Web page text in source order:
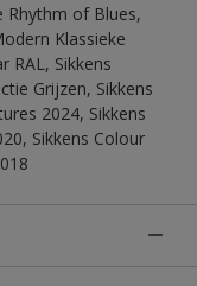
Rhythm of Blues,
Klassieke
RAL, Sikkens
Grijzen, Sikkens
2024, Sikkens
Sikkens Colour